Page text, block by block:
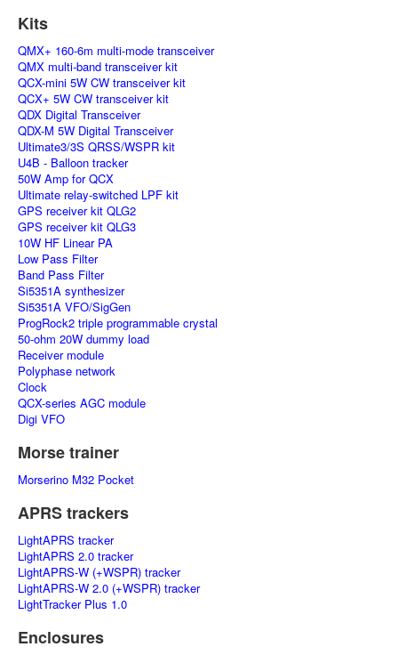
Kits
QMX+ 160-6m multi-mode transceiver
QMX multi-band transceiver kit
QCX-mini 5W CW transceiver kit
QCX+ 5W CW transceiver kit
QDX Digital Transceiver
QDX-M 5W Digital Transceiver
Ultimate3/3S QRSS/WSPR kit
U4B - Balloon tracker
50W Amp for QCX
Ultimate relay-switched LPF kit
GPS receiver kit QLG2
GPS receiver kit QLG3
10W HF Linear PA
Low Pass Filter
Band Pass Filter
Si5351A synthesizer
Si5351A VFO/SigGen
ProgRock2 triple programmable crystal
50-ohm 20W dummy load
Receiver module
Polyphase network
Clock
QCX-series AGC module
Digi VFO
Morse trainer
Morserino M32 Pocket
APRS trackers
LightAPRS tracker
LightAPRS 2.0 tracker
LightAPRS-W (+WSPR) tracker
LightAPRS-W 2.0 (+WSPR) tracker
LightTracker Plus 1.0
Enclosures